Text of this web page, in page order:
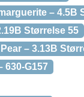
– 4.5B
Størrelse 55
– 3.13B
630-G157